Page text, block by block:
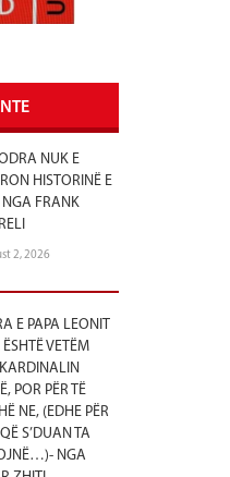
NUK E
HISTORINË E
NGA FRANK
2, 2026
E PAPA LEONIT
VETËM
POR PËR TË
NE, (EDHE PËR
S’DUAN TA
NGA